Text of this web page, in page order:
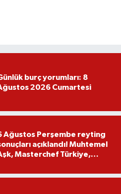
burç yorumları: 8
2026 Cumartesi
Ağustos Perşembe reyting
açıklandı! Muhtemel
Masterchef Türkiye,